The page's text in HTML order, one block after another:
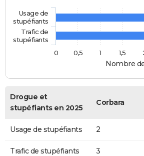
Nombre
Usage de
stupéfiants
Trafic de
stupéfiants
0
0,5 1 1,5
Drogue et
stupéfiants en 2025
Corbara
Usage de stupéfiants 2
Trafic de stupéfiants 3